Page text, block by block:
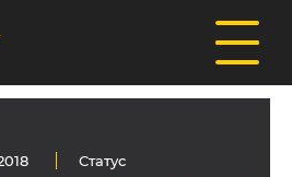
Статус